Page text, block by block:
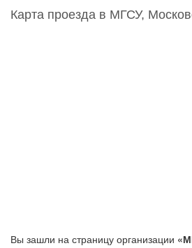
Карта проезда в МГСУ,
Вы зашли на страницу организации